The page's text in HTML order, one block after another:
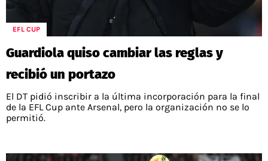
EFL CUP
Guardiola quiso cambiar las reglas y
recibió un portazo
El DT pidió inscribir a la última incorporación para la final
de la EFL Cup ante Arsenal, pero la organización no se lo
permitió.